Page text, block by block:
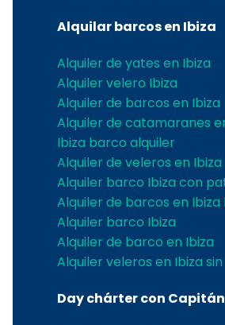
Alquilar barcos en Ibiza
Alquiler de yates en Ibiza
Alquiler velero Ibiza
Alquiler de barcos en Ibiza
Alquiler de catamaranes
Ibiza barco alquiler
Alquiler de veleros en Ibiza
Alquiler barco Ibiza con
Alquiler de barcos en
Alquiler barco Ibiza
Alquiler de barco en Ibiza
Alquiler veleros en Ibiza
Day chárter con Capitán